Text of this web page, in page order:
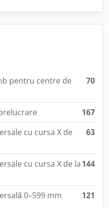
pentru centre de
70
167
cu cursa X de
63
cu cursa X de la144
0–599 mm
121